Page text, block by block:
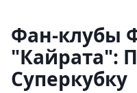
Фан-клубы
"Кайрата":
Суперкубку